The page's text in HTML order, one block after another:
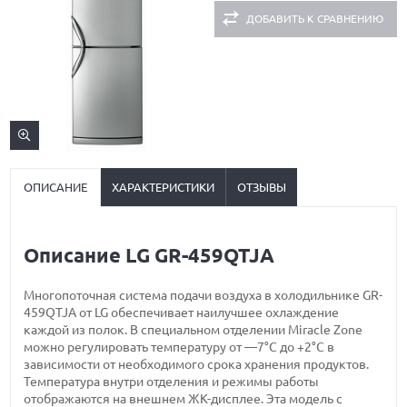
ДОБАВИТЬ К СРАВНЕНИЮ
ОПИСАНИЕ ХАРАКТЕРИСТИКИ ОТЗЫВЫ
Описание LG GR-459QTJA
Многопоточная система подачи воздуха в холодильнике GR-
459QTJA от LG обеспечивает наилучшее охлаждение
каждой из полок. В специальном отделении Miracle Zone
можно регулировать температуру от —7°C до +2°C в
зависимости от необходимого срока хранения продуктов.
Температура внутри отделения и режимы работы
отображаются на внешнем ЖК-дисплее. Эта модель с